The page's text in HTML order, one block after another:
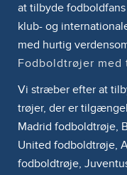
at tilbyde
klub- og
med hurtig
Fodboldtrøjer med
Vi stræber efter at
trøjer, der er
Madrid fodboldtrøje,
United fodboldtrøje,
fodboldtrøje,